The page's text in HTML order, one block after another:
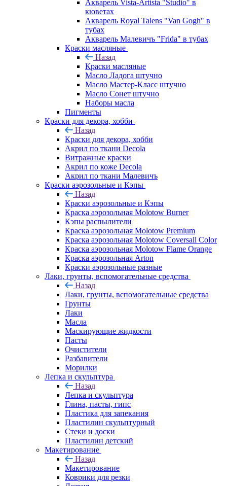
Акварель Vista-Artista "Studio" в
кюветах
Акварель Royal Talens "Van Gogh" в
тубах
Акварель Малевичъ "Frida" в тубах
Краски масляные
Назад
Краски масляные
Масло Ладога штучно
Масло Мастер-Класс штучно
Масло Сонет штучно
Наборы масла
Пигменты
Краски для декора, хобби
Назад
Краски для декора, хобби
Акрил по ткани Decola
Витражные краски
Акрил по коже Decola
Акрил по ткани Малевичъ
Краски аэрозольные и Кэпы
Назад
Краски аэрозольные и Кэпы
Краска аэрозольная Molotow Burner
Кэпы распылители
Краска аэрозольная Molotow Premium
Краска аэрозольная Molotow Coversall Color
Краска аэрозольная Molotow Flame Orange
Краска аэрозольная Arton
Краски аэрозольные разные
Лаки, грунты, вспомогательные средства
Назад
Лаки, грунты, вспомогательные средства
Грунты
Лаки
Масла
Маскирующие жидкости
Пасты
Очистители
Разбавители
Морилки
Лепка и скульптура
Назад
Лепка и скульптура
Глина, пасты, гипс
Пластика для запекания
Пластилин скульптурный
Стеки и доски
Пластилин детский
Макетирование
Назад
Макетирование
Коврики для резки